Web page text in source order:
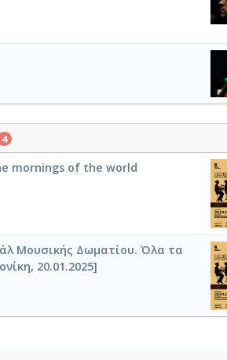
4
mornings of the world
Μουσικής Δωματίου. Όλα τα
20.01.2025]